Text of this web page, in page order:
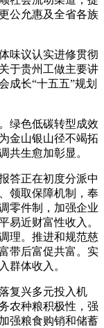
公允惠及全省各族
味议认实进修贯彻
于贵州工做主要讲
成长“十五五”规划
色低碳转型成效
金山银山径不竭拓
共生愈加彰显。
正在初度分派中
领取保障机制，奉
零件制，加强企业
易近财富性收入。
理。推进和规范慈
带后富促共富。实
群体收入。
复兴多元投入机
农种粮积极性，强
强粮食购销和储蓄